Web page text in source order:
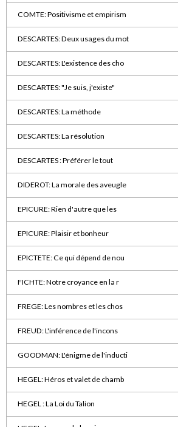
COMTE: Positivisme et empirism
DESCARTES: Deux usages du mot
DESCARTES: L'existence des cho
DESCARTES: "Je suis, j'existe"
DESCARTES: La méthode
DESCARTES: La résolution
DESCARTES : Préférer le tout
DIDEROT: La morale des aveugle
EPICURE: Rien d'autre que les
EPICURE: Plaisir et bonheur
EPICTETE: Ce qui dépend de nou
FICHTE: Notre croyance en la r
FREGE: Les nombres et les chos
FREUD: L'inférence de l'incons
GOODMAN: L'énigme de l'inducti
HEGEL: Héros et valet de chamb
HEGEL : La Loi du Talion